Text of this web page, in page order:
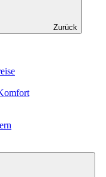
Zurück